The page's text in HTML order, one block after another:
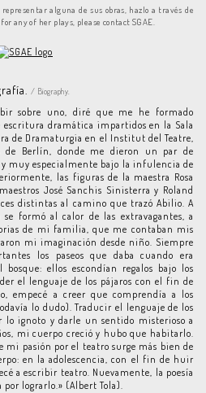
alguna de sus obras, hazlo a través de
any of her plays, please contact SGAE.
/ Biography.
sobre uno, diré que me he formado
escritura dramática impartidos en la Sala
de Dramaturgia en el Institut del Teatre,
de Berlín, donde me dieron un par de
y muy especialmente bajo la infulencia de
las figuras de la maestra Rosa
José Sanchis Sinisterra y Roland
distintas al camino que trazó Abilio. A
formó al calor de las extravagantes, a
de mi familia, que me contaban mis
mi imaginación desde niño. Siempre
los paseos que daba cuando era
ellos escondían regalos bajo los
el lenguaje de los pájaros con el fin de
empecé a creer que comprendía a los
lo dudo). Traducir el lenguaje de los
lo ignoto y darle un sentido misterioso a
mi cuerpo creció y hubo que habitarlo.
mi pasión por el teatro surge más bien de
en la adolescencia, con el fin de huir
a escribir teatro. Nuevamente, la poesía
lograrlo.» (Albert Tola).